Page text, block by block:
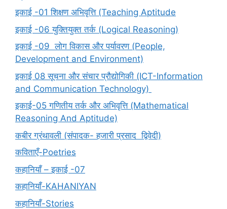
इकाई -01 शिक्षण अभिवृत्ति (Teaching Aptitude
इकाई -06 युक्तियुक्त तर्क (Logical Reasoning)
इकाई -09 लोग विकास और पर्यावरण (People,
Development and Environment)
इकाई 08 सूचना और संचार प्रौद्योगिकी (ICT-Information
and Communication Technology)
इकाई-05 गणितीय तर्क और अभिवृत्ति (Mathematical
Reasoning And Aptitude)
कबीर ग्रंथावली (संपादक- हजारी प्रसाद द्विवेदी)
कविताएँ-Poetries
कहानियाँ – इकाई -07
कहानियाँ-KAHANIYAN
कहानियाँ-Stories